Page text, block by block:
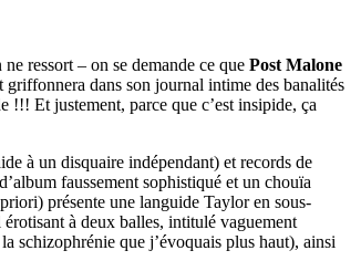
ressort – on se demande ce que Post Malone
griffonnera dans son journal intime des banalités
!!! Et justement, parce que c’est insipide, ça
à un disquaire indépendant) et records de
faussement sophistiqué et un chouïa
présente une languide Taylor en sous-
à deux balles, intitulé vaguement
schizophrénie que j’évoquais plus haut), ainsi